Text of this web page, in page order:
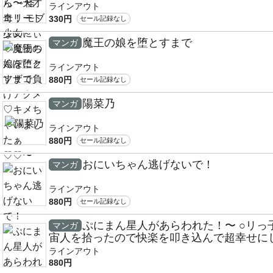
ラインアウト
330円
セール記録なし
マンガ 魔王の娘を堕とすまで
ラインアウト
880円
セール記録なし
マンガ 陽菜乃
ラインアウト
880円
セール記録なし
マンガ おにいちゃん逃げないで！
ラインアウト
880円
セール記録なし
マンガ ぷにまん星人があらわれた！〜 ○リっ
宙人を拾ったので快楽を叩き込んで超幸せに
あげる話〜
ラインアウト
880円